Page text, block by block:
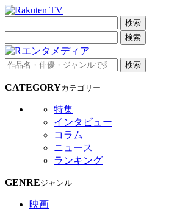
検索
検索
検索
CATEGORYカテゴリー
特集
インタビュー
コラム
ニュース
ランキング
GENREジャンル
映画